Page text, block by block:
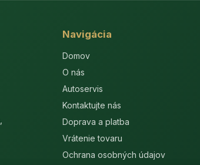
Navigácia
Domov
O nás
Autoservis
Kontaktujte nás
Doprava a platba
Vrátenie tovaru
Ochrana osobných údajov